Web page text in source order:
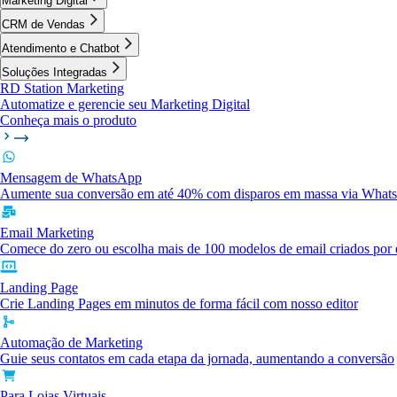
CRM de Vendas
Atendimento e Chatbot
Soluções Integradas
RD Station Marketing
Automatize e gerencie seu Marketing Digital
Conheça mais o produto
Mensagem de WhatsApp
Aumente sua conversão em até 40% com disparos em massa via
Email Marketing
Comece do zero ou escolha mais de 100 modelos de email criados por
Landing Page
Crie Landing Pages em minutos de forma fácil com nosso editor
Automação de Marketing
Guie seus contatos em cada etapa da jornada, aumentando a conversão